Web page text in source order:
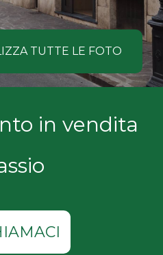
TUTTE LE FOTO
in vendita